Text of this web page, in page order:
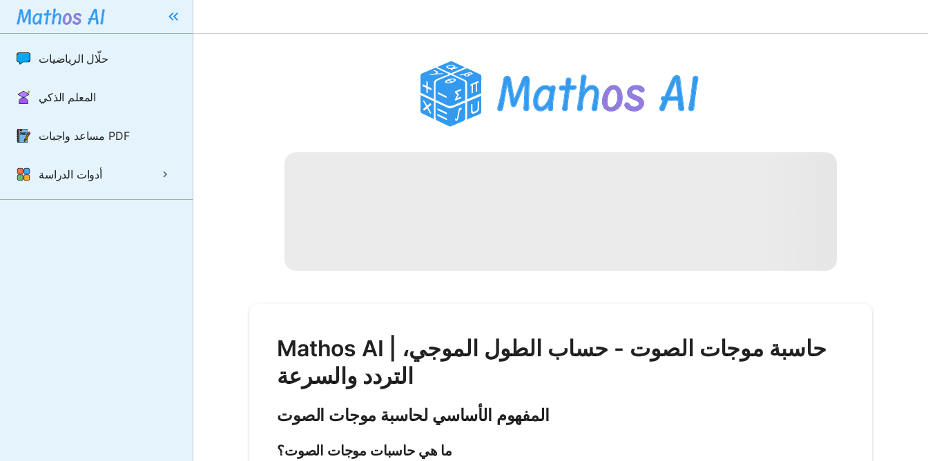
حلّال الرياضيات
المعلم الذكي
مساعد واجبات PDF
أدوات الدراسة
Mathos AI | حاسبة موجات الصوت - حساب الطول الموجي،
التردد والسرعة
المفهوم الأساسي لحاسبة موجات الصوت
ما هي حاسبات موجات الصوت؟